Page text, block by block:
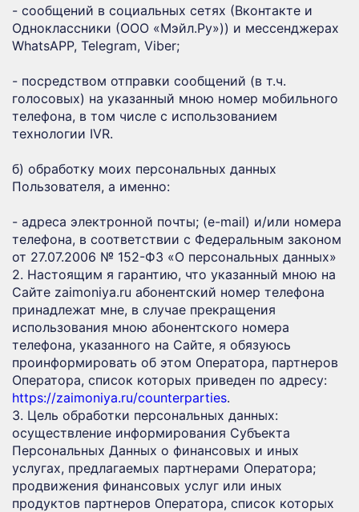
- сообщений в социальных сетях (Вконтакте и
Одноклассники (ООО «Мэйл.Ру»)) и мессенджерах
WhatsAPP, Telegram, Viber;
- посредством отправки сообщений (в т.ч.
голосовых) на указанный мною номер мобильного
телефона, в том числе с использованием
технологии IVR.
б) обработку моих персональных данных
Пользователя, а именно:
- адреса электронной почты; (e-mail) и/или номера
телефона, в соответствии с Федеральным законом
от 27.07.2006 № 152-ФЗ «О персональных данных»
2. Настоящим я гарантию, что указанный мною на
Сайте zaimoniya.ru абонентский номер телефона
принадлежат мне, в случае прекращения
использования мною абонентского номера
телефона, указанного на Сайте, я обязуюсь
проинформировать об этом Оператора, партнеров
Оператора, список которых приведен по адресу:
https://zaimoniya.ru/counterparties.
3. Цель обработки персональных данных:
осуществление информирования Субъекта
Персональных Данных о финансовых и иных
услугах, предлагаемых партнерами Оператора;
продвижения финансовых услуг или иных
продуктов партнеров Оператора, список которых